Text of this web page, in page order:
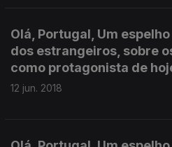
Olá, Portugal, Um
dos estrangeiros, sobre
como protagonista de
12 jun. 2018